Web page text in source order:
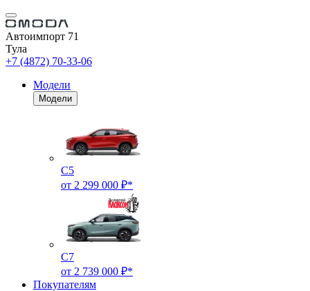
Автоимпорт 71
Тула
+7 (4872) 70-33-06
Модели
Модели
C5
от 2 299 000 ₽*
C7
от 2 739 000 ₽*
Покупателям